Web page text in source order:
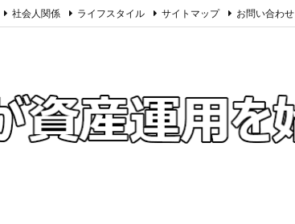
社会人関係 ライフスタイル サイトマップ お問い合わせ